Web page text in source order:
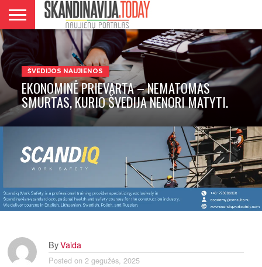
DANIJA
NORVEGIJA
ŠVEDIJA
LIETUVA
VERSLAS
ŠVEDIJOS NAUJIENOS
EKONOMINĖ PRIEVARTA – NEMATOMAS
SMURTAS, KURIO ŠVEDIJA NENORI MATYTI.
ByVaida
Posted on 2 gegužės, 2025